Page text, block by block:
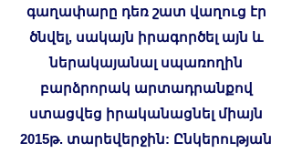
գաղափարը դեռ շատ վաղուց էր
ծնվել, սակայն իրագործել այն և
ներակայանալ սպառողին
բարձրորակ արտադրանքով
ստացվեց իրականացնել միայն
2015թ. տարեվերջին: Ընկերության